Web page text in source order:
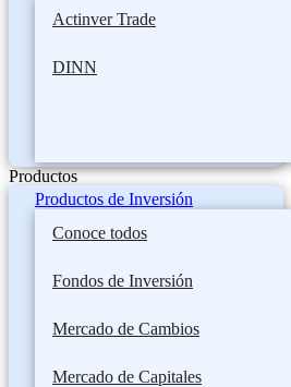
Actinver Trade
DINN
Productos
Productos de Inversión
Conoce todos
Fondos de Inversión
Mercado de Cambios
Mercado de Capitales